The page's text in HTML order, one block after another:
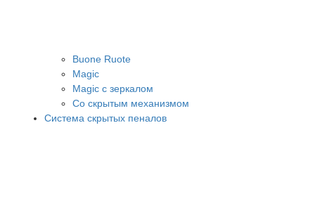
Buone Ruote
Magic
Magic с зеркалом
Со скрытым механизмом
Система скрытых пеналов